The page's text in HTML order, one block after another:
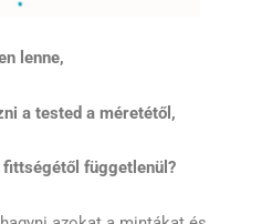
lenne,
a tested a méretétől,
függetlenül?